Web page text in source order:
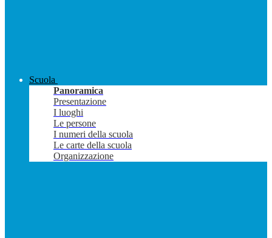
Scuola
Panoramica
Presentazione
I luoghi
Le persone
I numeri della scuola
Le carte della scuola
Organizzazione